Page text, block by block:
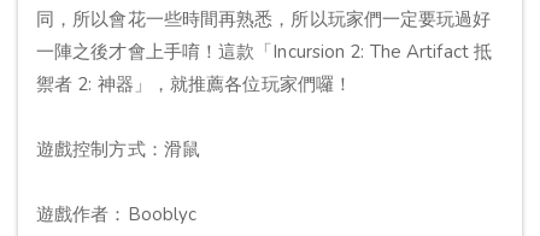
同，所以會花一些時間再熟悉，所以玩家們一定要玩過好
一陣之後才會上手唷！這款「Incursion 2: The Artifact 抵
禦者 2: 神器」，就推薦各位玩家們囉！
遊戲控制方式：滑鼠
遊戲作者：Booblyc